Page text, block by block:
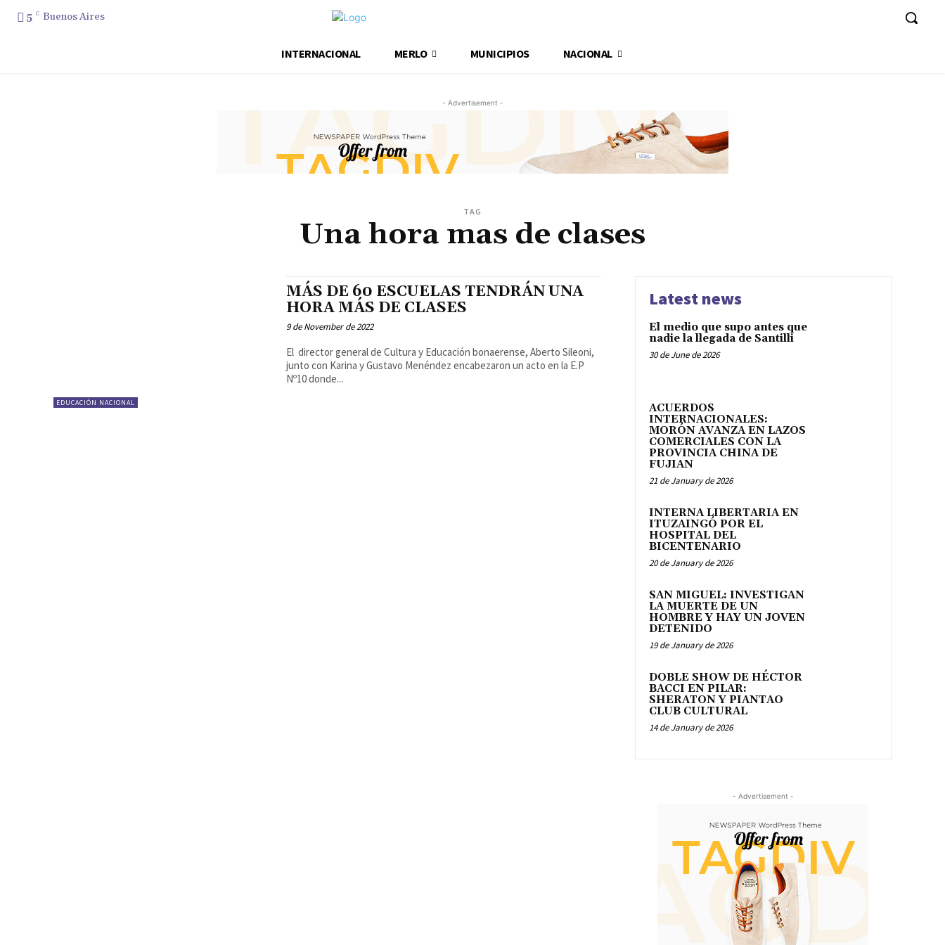
5 C Buenos Aires
INTERNACIONAL MERLO MUNICIPIOS NACIONAL
- Advertisement -
TAG
Una hora mas de clases
EDUCACIÓN NACIONAL
MÁS DE 60 ESCUELAS TENDRÁN UNA
HORA MÁS DE CLASES
9 de November de 2022
El director general de Cultura y Educación bonaerense, Aberto Sileoni,
junto con Karina y Gustavo Menéndez encabezaron un acto en la E.P
Nº10 donde...
Latest news
El medio que supo antes que
nadie la llegada de Santilli
30 de June de 2026
ACUERDOS
INTERNACIONALES:
MORÓN AVANZA EN LAZOS
COMERCIALES CON LA
PROVINCIA CHINA DE
FUJIAN
21 de January de 2026
INTERNA LIBERTARIA EN
ITUZAINGÓ POR EL
HOSPITAL DEL
BICENTENARIO
20 de January de 2026
SAN MIGUEL: INVESTIGAN
LA MUERTE DE UN
HOMBRE Y HAY UN JOVEN
DETENIDO
19 de January de 2026
DOBLE SHOW DE HÉCTOR
BACCI EN PILAR:
SHERATON Y PIANTAO
CLUB CULTURAL
14 de January de 2026
- Advertisement -